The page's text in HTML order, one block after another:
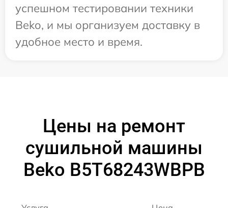
успешном тестировании техники
Beko, и мы организуем доставку в
удобное место и время.
Цены на ремонт
сушильной машины
Beko B5T68243WBPB